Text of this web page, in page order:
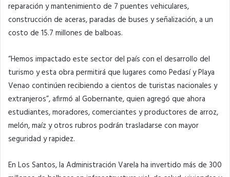
reparación y mantenimiento de 7 puentes vehiculares,
construcción de aceras, paradas de buses y señalización, a un
costo de 15.7 millones de balboas.
“Hemos impactado este sector del país con el desarrollo del
turismo y esta obra permitirá que lugares como Pedasí y Playa
Venao continúen recibiendo a cientos de turistas nacionales y
extranjeros”, afirmó al Gobernante, quien agregó que ahora
estudiantes, moradores, comerciantes y productores de arroz,
melón, maíz y otros rubros podrán trasladarse con mayor
seguridad y rapidez.
En Los Santos, la Administración Varela ha invertido más de 300